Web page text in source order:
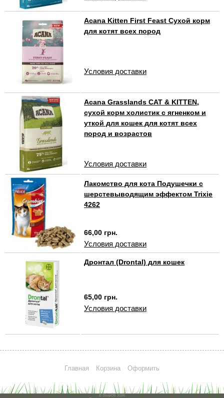
Acana Kitten First Feast Сухой корм
для котят всех пород
Условия доставки
Acana Grasslands СAT & KITTEN,
сухой корм холистик с ягненком и
уткой для кошек для котят всех
пород и возрастов
Условия доставки
Лакомство для кота Подушечки с
шерстевыводящим эффектом Trixie
4262
66,00 грн.
Условия доставки
Дронтал (Drontal) для кошек
65,00 грн.
Условия доставки
Главная Корзина Оформить
© ShopOS 2026